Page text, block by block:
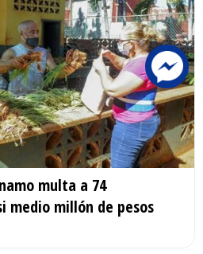
multa a 74
medio millón de pesos